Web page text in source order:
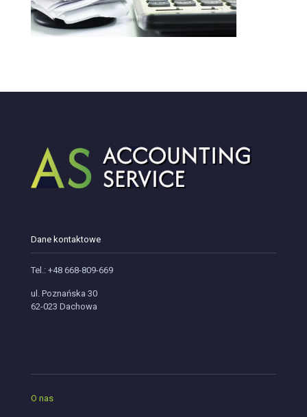
Dane kontaktowe
Tel.: +48 668-809-669
ul. Poznańska 30
62-023 Dachowa
O nas